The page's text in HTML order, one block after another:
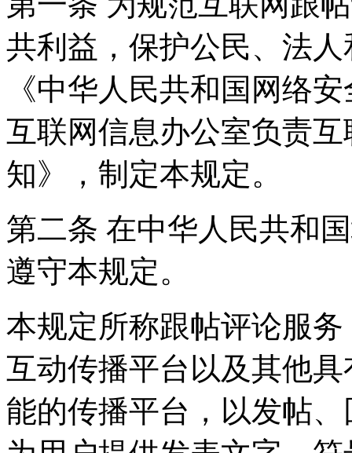
共利益，保护公民、法
《中华人民共和国网络
互联网信息办公室负责
知》，制定本规定。
第二条 在中华人民共和
遵守本规定。
本规定所称跟帖评论服
互动传播平台以及其他
能的传播平台，以发帖